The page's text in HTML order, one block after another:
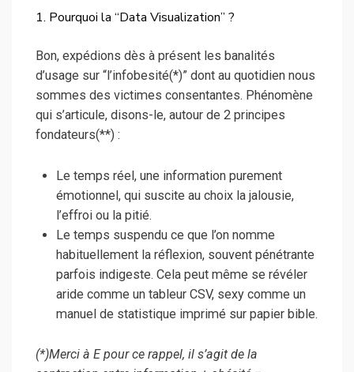
1. Pourquoi la “Data Visualization” ?
Bon, expédions dès à présent les banalités
d’usage sur “l’infobesité(*)” dont au quotidien nous
sommes des victimes consentantes. Phénomène
qui s’articule, disons-le, autour de 2 principes
fondateurs(**) :
Le temps réel, une information purement
émotionnel, qui suscite au choix la jalousie,
l’effroi ou la pitié.
Le temps suspendu ce que l’on nomme
habituellement la réflexion, souvent pénétrante
parfois indigeste. Cela peut même se révéler
aride comme un tableur CSV, sexy comme un
manuel de statistique imprimé sur papier bible.
(*)Merci à E pour ce rappel, il s’agit de la